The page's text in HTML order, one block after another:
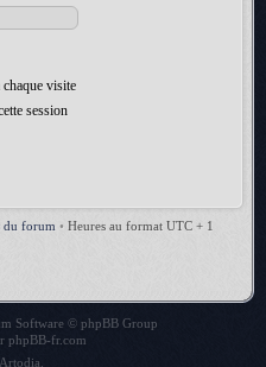
visite
session
du forum • Heures au format UTC + 1
Software © phpBB Group
phpBB-fr.com
Artodia